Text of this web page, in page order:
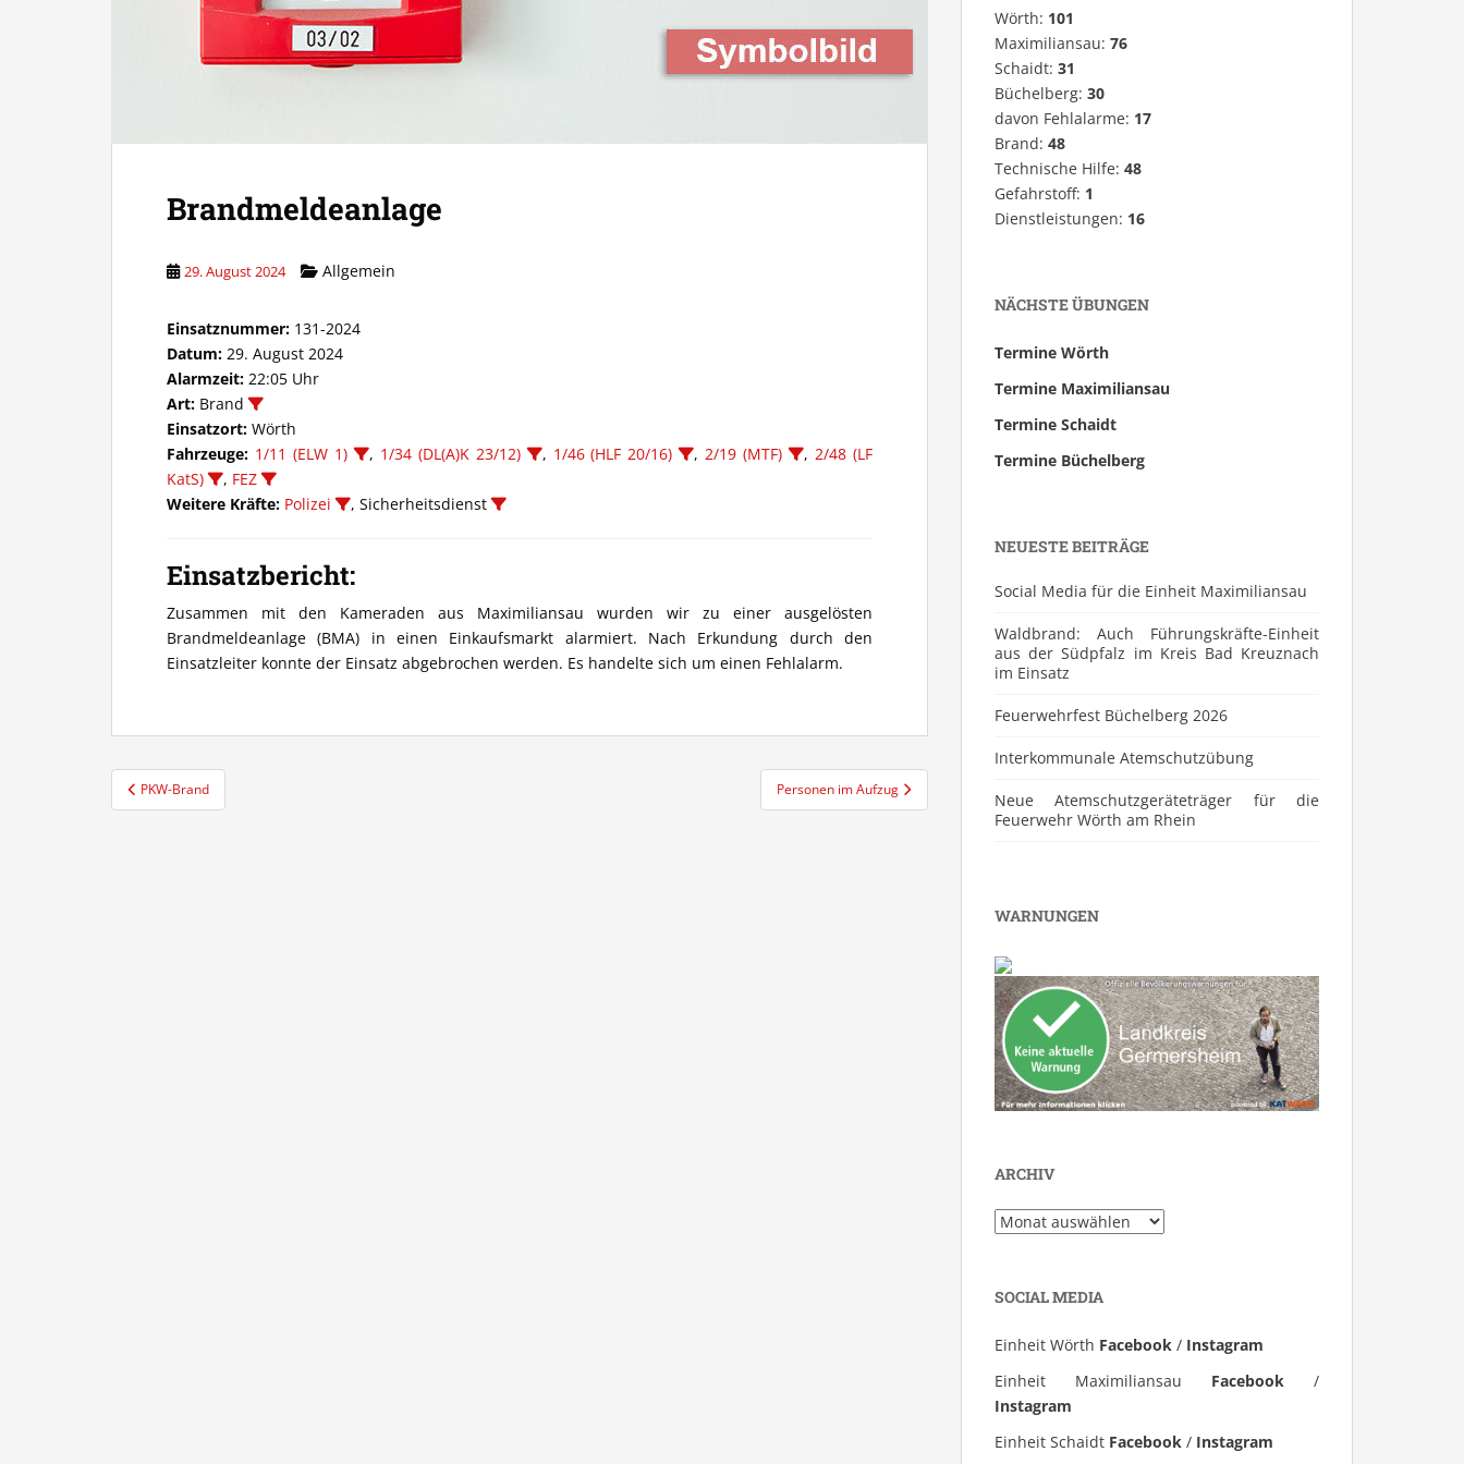
Brandmeldeanlage
29. August 2024 Allgemein
Einsatznummer: 131-2024
Datum: 29. August 2024
Alarmzeit: 22:05 Uhr
Art: Brand
Einsatzort: Wörth
Fahrzeuge: 1/11 (ELW 1) , 1/34 (DL(A)K 23/12) , 1/46 (HLF 20/16) ,2/19 (MTF) ,2/48 (LF
KatS)
, FEZ
Weitere Kräfte: Polizei , Sicherheitsdienst
Einsatzbericht:
Zusammen mit den Kameraden aus Maximiliansau wurden wir zu einer ausgelösten
Brandmeldeanlage (BMA) in einen Einkaufsmarkt alarmiert. Nach Erkundung durch den
Einsatzleiter konnte der Einsatz abgebrochen werden. Es handelte sich um einen Fehlalarm.
Beitragsnavigation
PKW-Brand Personen im Aufzug
Wörth: 101
Maximiliansau: 76
Schaidt: 31
Büchelberg: 30
davon Fehlalarme: 17
Brand: 48
Technische Hilfe: 48
Gefahrstoff: 1
Dienstleistungen: 16
NÄCHSTE ÜBUNGEN
Termine Wörth
Termine Maximiliansau
Termine Schaidt
Termine Büchelberg
NEUESTE BEITRÄGE
Social Media für die Einheit Maximiliansau
Waldbrand: Auch Führungskräfte-Einheit
aus der Südpfalz im Kreis Bad Kreuznach
im Einsatz
Feuerwehrfest Büchelberg 2026
⁠Interkommunale Atemschutzübung
Neue Atemschutzgeräteträger für die
Feuerwehr Wörth am Rhein
WARNUNGEN
ARCHIV
Archiv
SOCIAL MEDIA
Einheit Wörth Facebook / Instagram
Einheit Maximiliansau Facebook /
Instagram
Einheit Schaidt Facebook / Instagram